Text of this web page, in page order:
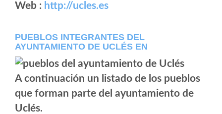
Web : http://ucles.es
PUEBLOS INTEGRANTES DEL
AYUNTAMIENTO DE UCLÉS EN
A continuación un listado de los pueblos
que forman parte del ayuntamiento de
Uclés.